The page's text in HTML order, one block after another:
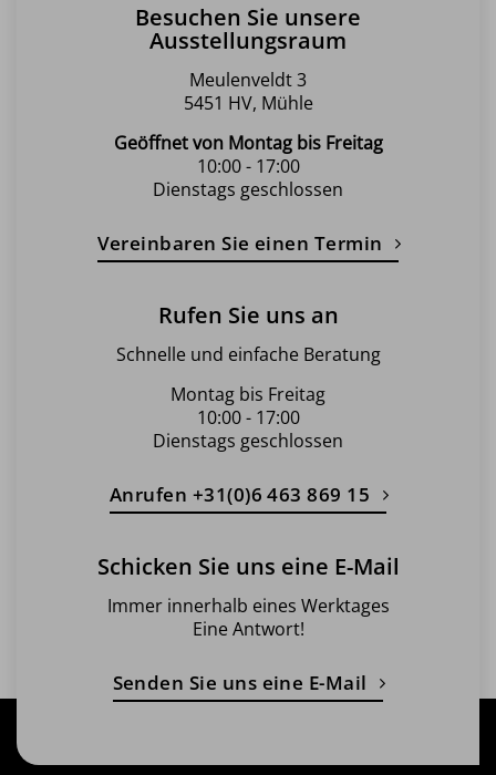
Besuchen Sie unsere
Ausstellungsraum
Meulenveldt 3
5451 HV, Mühle
Geöffnet von Montag bis Freitag
10:00 - 17:00
Dienstags geschlossen
Vereinbaren Sie einen Termin
Rufen Sie uns an
Schnelle und einfache Beratung
Montag bis Freitag
10:00 - 17:00
Dienstags geschlossen
Anrufen +31(0)6 463 869 15
Schicken Sie uns eine E-Mail
Immer innerhalb eines Werktages
Eine Antwort!
Senden Sie uns eine E-Mail